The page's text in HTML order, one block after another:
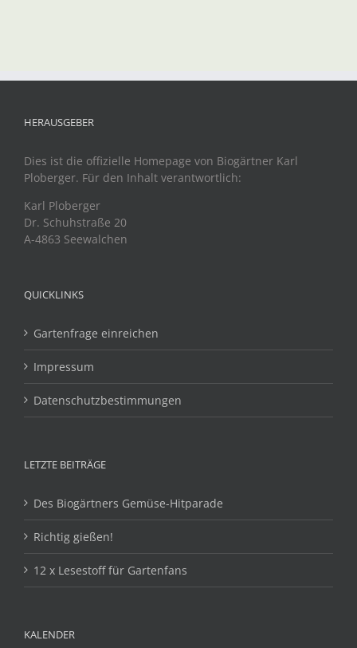
HERAUSGEBER
Dies ist die offizielle Homepage von Biogärtner Karl
Ploberger. Für den Inhalt verantwortlich:
Karl Ploberger
Dr. Schuhstraße 20
A-4863 Seewalchen
QUICKLINKS
Gartenfrage einreichen
Impressum
Datenschutzbestimmungen
LETZTE BEITRÄGE
Des Biogärtners Gemüse-Hitparade
Richtig gießen!
12 x Lesestoff für Gartenfans
KALENDER